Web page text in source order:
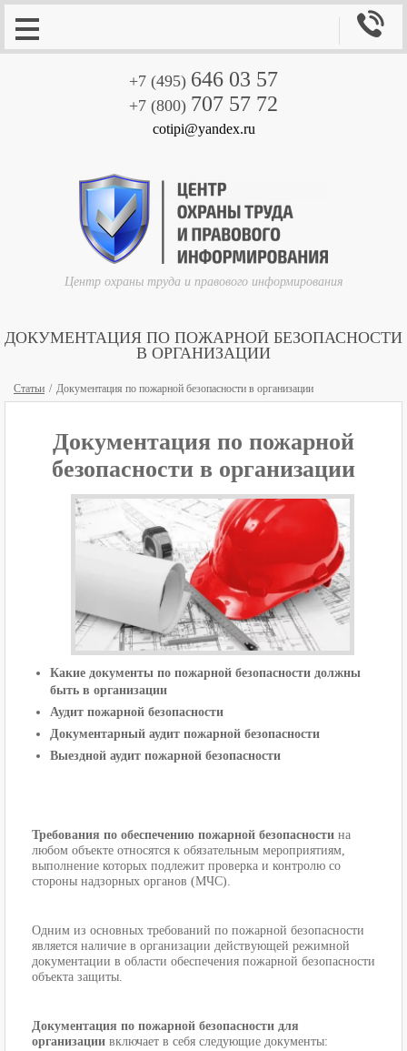
+7 (495) 646 03 57
+7 (800) 707 57 72
cotipi@yandex.ru
Центр охраны труда и правового информирования

ДОКУМЕНТАЦИЯ ПО ПОЖАРНОЙ БЕЗОПАСНОСТИ
В ОРГАНИЗАЦИИ
Статьи Документация по пожарной безопасности в организации
Документация по пожарной
безопасности в организации
Какие документы по пожарной безопасности должны
быть в организации
Аудит пожарной безопасности
Документарный аудит пожарной безопасности
Выездной аудит пожарной безопасности
Требования по обеспечению пожарной безопасности на
любом объекте относятся к обязательным мероприятиям,
выполнение которых подлежит проверка и контролю со
стороны надзорных органов (МЧС).
Одним из основных требований по пожарной безопасности
является наличие в организации действующей режимной
документации в области обеспечения пожарной безопасности
объекта защиты.
Документация по пожарной безопасности для
организации включает в себя следующие документы: